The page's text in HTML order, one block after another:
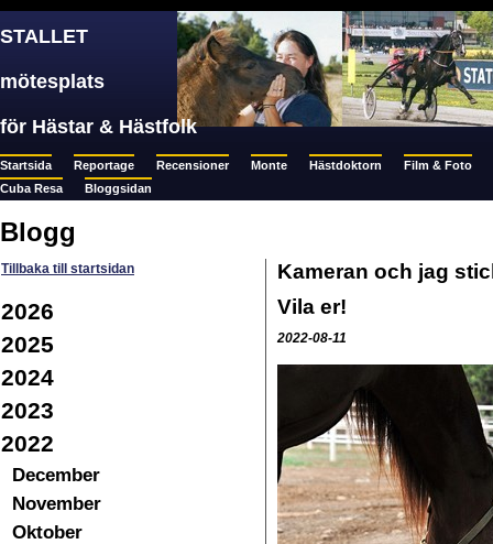
STALLET
mötesplats
för Hästar & Hästfolk
Startsida Reportage Recensioner Monte Hästdoktorn
Film & Foto
Cuba Resa
Bloggsidan
Blogg
Tillbaka till startsidan
2026
2025
2024
2023
2022
December
November
Oktober
Kameran och jag
Vila er!
2022-08-11